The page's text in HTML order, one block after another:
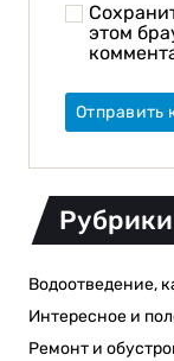
этом
Рубрики
Водоотведение,
Интересное и
Ремонт и